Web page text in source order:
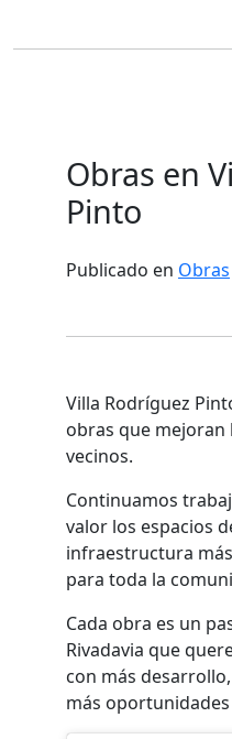
Obras en
Pinto
Publicado en Obras
Villa Rodríguez
obras que mejoran
vecinos.
Continuamos
valor los espacios
infraestructura
para toda la
Cada obra es un
Rivadavia que
con más
más